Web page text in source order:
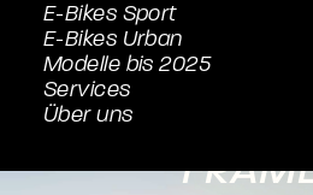
E-Bikes Sport
E-Bikes Urban
Modelle bis 2025
Services
Über uns
Mach aus
deinen